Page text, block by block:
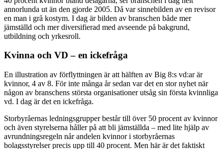
annorlunda ut än den gjorde 2005. Då var sinnebilden av en revisor
en man i grå kostym. I dag är bilden av branschen både mer
jämställd och mer diversifierad med avseende på bakgrund,
utbildning och yrkesroll.
Kvinna och VD – en ickefråga
En illustration av förflyttningen är att hälften av Big 8:s vd:ar är
kvinnor, 4 av 8. För inte många år sedan var det en stor nyhet när
någon av branschens största organisationer utsåg sin första kvinnliga
vd. I dag är det en ickefråga.
Storbyråernas ledningsgrupper består till över 50 procent av kvinnor
och även styrelserna håller på att bli jämställda – med lite hjälp av
avrundningsregeln når andelen kvinnor i storbyråernas
bolagsstyrelser precis upp till 40 procent. Men här är det faktiskt